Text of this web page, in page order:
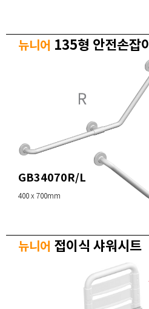
뉴니어 135형 안전손잡이
GB34070R/L
400 x 700mm
뉴니어 접이식 샤워시트